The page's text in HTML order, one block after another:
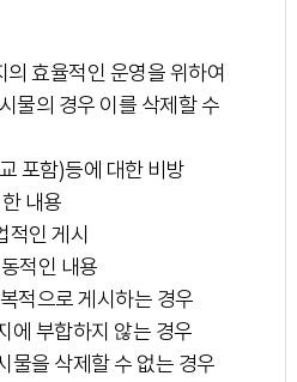
효율적인 운영을 위하여
물의 경우 이를 삭제할 수
포함)등에 대한 비방
내용
적인 게시
적인 내용
적으로 게시하는 경우
에 부합하지 않는 경우
을 삭제할 수 없는 경우